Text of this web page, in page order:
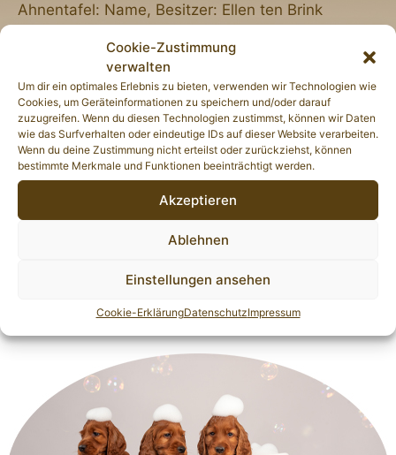
Cookie-Zustimmung
verwalten
Um dir ein optimales Erlebnis zu bieten, verwenden wir Technologien wie
Cookies, um Geräteinformationen zu speichern und/oder darauf
zuzugreifen. Wenn du diesen Technologien zustimmst, können wir Daten
wie das Surfverhalten oder eindeutige IDs auf dieser Website verarbeiten.
Wenn du deine Zustimmung nicht erteilst oder zurückziehst, können
bestimmte Merkmale und Funktionen beeinträchtigt werden.
Akzeptieren
Ablehnen
Einstellungen ansehen
Cookie-ErklärungDatenschutzImpressum
Ahnentafel: Name, Besitzer: Ellen ten Brink